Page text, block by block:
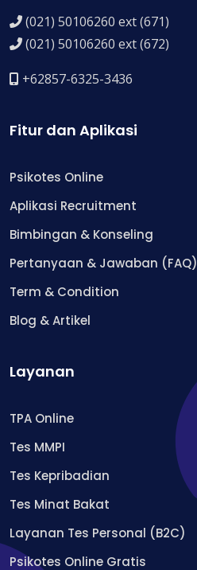
(021) 50106260 ext (671)
(021) 50106260 ext (672)
+62857-6325-3436
Fitur dan Aplikasi
Psikotes Online
Aplikasi Recruitment
Bimbingan & Konseling
Pertanyaan & Jawaban (FAQ)
Term & Condition
Blog & Artikel
Layanan
TPA Online
Tes MMPI
Tes Kepribadian
Tes Minat Bakat
Layanan Tes Personal (B2C)
Psikotes Online Gratis